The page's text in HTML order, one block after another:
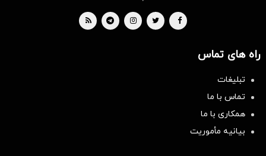
راه های تماس
تبلیغات
تماس با ما
همکاری با ما
بیانیه مأموریت